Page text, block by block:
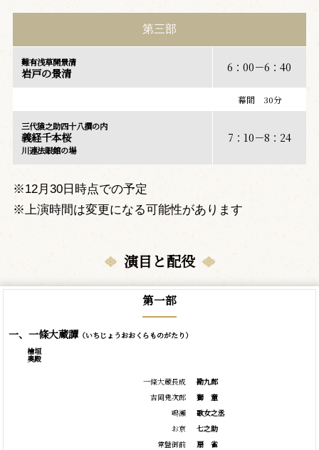
第三部
難有浅草開景清
岩戸の景清 6：00－6：40
幕間 30分
三代猿之助四十八撰の内
義経千本桜
川連法眼館の場
7：10－8：24
※12月30日時点での予定
※上演時間は変更になる可能性があります
演目と配役
第一部
一、一條大蔵譚（いちじょうおおくらものがたり）
檜垣
奥殿
一條大蔵長成
吉岡鬼次郎
鳴瀬
お京
常盤御前
勘九郎
獅
童
歌女之丞
七之助
扇
雀